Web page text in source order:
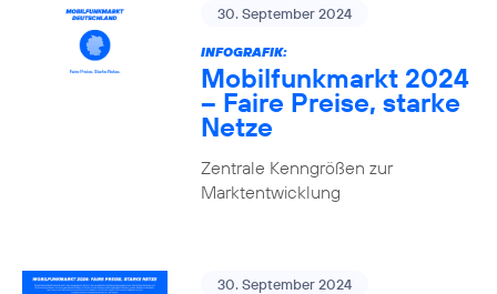
30. September 2024
INFOGRAFIK:
Mobilfunkmarkt 2024
– Faire Preise, starke
Netze
Zentrale Kenngrößen zur
Marktentwicklung
30. September 2024